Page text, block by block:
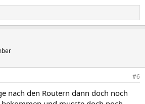
#6
nach den Routern dann doch noch